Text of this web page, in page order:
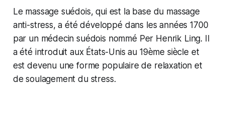
Le massage suédois, qui est la base du massage
anti-stress, a été développé dans les années 1700
par un médecin suédois nommé Per Henrik Ling. Il
a été introduit aux États-Unis au 19ème siècle et
est devenu une forme populaire de relaxation et
de soulagement du stress.